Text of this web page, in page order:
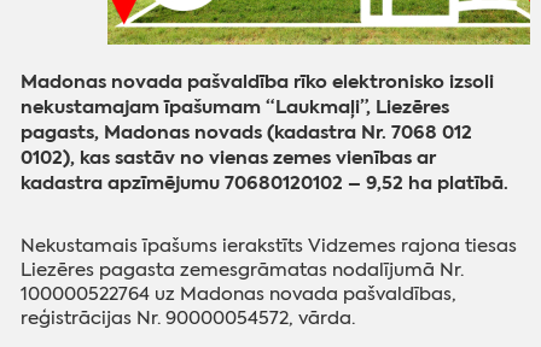
Madonas novada pašvaldība rīko elektronisko izsoli
nekustamajam īpašumam “Laukmaļi”, Liezēres
pagasts, Madonas novads (kadastra Nr. 7068 012
0102), kas sastāv no vienas zemes vienības ar
kadastra apzīmējumu 70680120102 – 9,52 ha platībā.
Nekustamais īpašums ierakstīts Vidzemes rajona tiesas
Liezēres pagasta zemesgrāmatas nodalījumā Nr.
100000522764 uz Madonas novada pašvaldības,
reģistrācijas Nr. 90000054572, vārda.